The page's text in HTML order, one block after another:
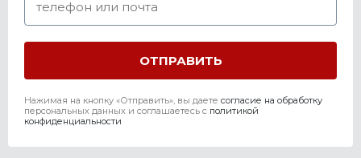
Нажимая на кнопку «Отправить», вы даете согласие на обработку
персональных данных и соглашаетесь c политикой
конфиденциальности